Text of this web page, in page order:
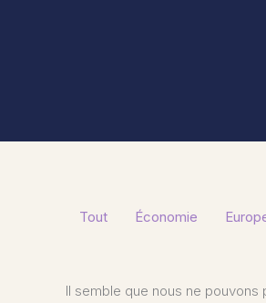
Filtrer
par
Tout Économie
Il semble que nous ne pouvons